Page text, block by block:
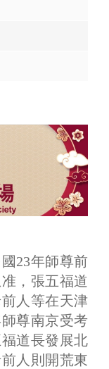
23年師尊前
，張五福道
人等在天津
尊南京受考
道長發展北
人則開荒東